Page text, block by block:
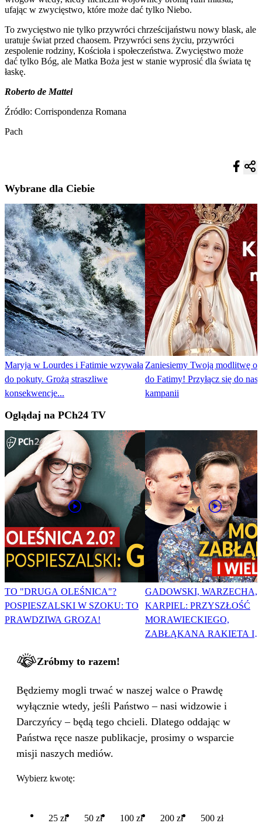
ufając w zwycięstwo, które może dać tylko Niebo.
To zwycięstwo nie tylko przywróci chrześcijaństwu nowy blask, ale
uratuje świat przed chaosem. Przywróci sens życiu, przywróci
zespolenie rodziny, Kościoła i społeczeństwa. Zwycięstwo może
dać tylko Bóg, ale Matka Boża jest w stanie wyprosić dla świata tę
łaskę.
Roberto de Mattei
Źródło: Corrispondenza Romana
Pach
Wybrane dla Ciebie
Maryja w Lourdes i Fatimie wzywała
do pokuty. Grożą straszliwe
konsekwencje...
Zaniesiemy Twoją modlitwę o
do Fatimy! Przyłącz się do
kampanii
Oglądaj na PCh24 TV
TO "DRUGA OLEŚNICA"?
POSPIESZALSKI W SZOKU: TO
PRAWDZIWA GROZA!
GADOWSKI, WARZECHA,
KARPIEL: PRZYSZŁOŚĆ
MORAWIECKIEGO,
ZABŁĄKANA RAKIETA I
Zróbmy to razem!
Będziemy mogli trwać w naszej walce o Prawdę
wyłącznie wtedy, jeśli Państwo – nasi widzowie i
Darczyńcy – będą tego chcieli. Dlatego oddając w
Państwa ręce nasze publikacje, prosimy o wsparcie
misji naszych mediów.
Wybierz kwotę:
25 zł 50 zł 100 zł 200 zł 500 zł